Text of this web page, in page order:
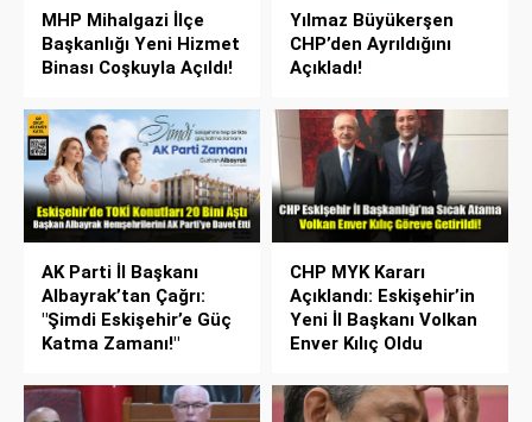
MHP Mihalgazi İlçe
Başkanlığı Yeni Hizmet
Binası Coşkuyla Açıldı!
Yılmaz Büyükerşen
CHP’den Ayrıldığını
Açıkladı!
AK Parti İl Başkanı
Albayrak’tan Çağrı:
"Şimdi Eskişehir’e Güç
Katma Zamanı!"
CHP MYK Kararı
Açıklandı: Eskişehir’in
Yeni İl Başkanı Volkan
Enver Kılıç Oldu